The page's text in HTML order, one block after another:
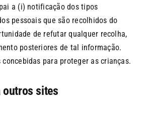
a (i) notificação dos tipos
pessoais que são recolhidos do
de refutar qualquer recolha,
posteriores de tal informação.
para proteger as crianças.
outros sites